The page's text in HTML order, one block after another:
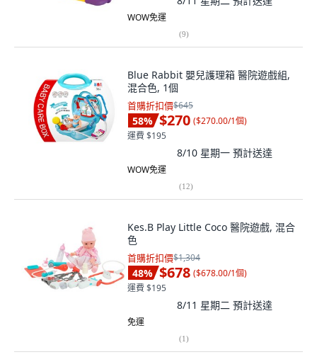
WOW免運
(9)
Blue Rabbit 嬰兒護理箱 醫院遊戲組,
混合色, 1個
首購折扣價$645
58% $270 ($270.00/1個)
運費 $195
8/10 星期一 預計送達
WOW免運
(12)
Kes.B Play Little Coco 醫院遊戲, 混合
色
首購折扣價$1,304
48% $678 ($678.00/1個)
運費 $195
8/11 星期二 預計送達
免運
(1)